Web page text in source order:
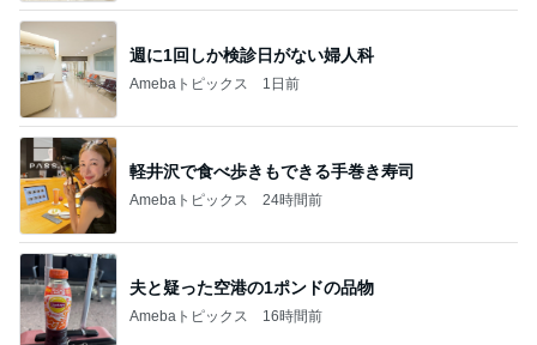
週に1回しか検診日がない婦人科
Amebaトピックス 1日前
軽井沢で食べ歩きもできる手巻き寿司
Amebaトピックス 24時間前
夫と疑った空港の1ポンドの品物
Amebaトピックス 16時間前